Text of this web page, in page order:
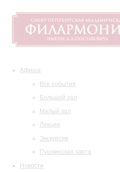
Афиша
Все события
Большой зал
Малый зал
Лекции
Экскурсии
Пушкинская карта
Новости